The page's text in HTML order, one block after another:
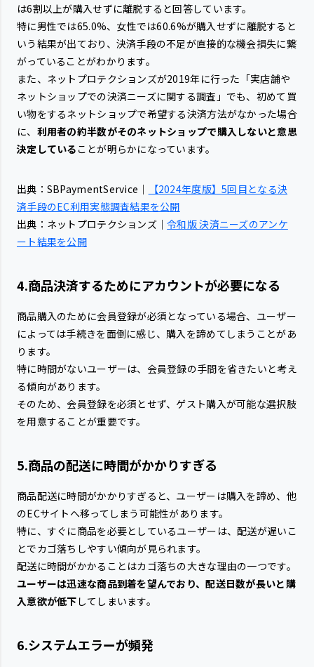
は6割以上が購入せずに離脱すると回答しています。
特に男性では65.0%、女性では60.6%が購入せずに離脱すると
いう結果が出ており、決済手段の不足が直接的な機会損失に繋
がっていることがわかります。
また、ネットプロテクションズが2019年に行った「実店舗や
ネットショップでの決済ニーズに関する調査」でも、初めて買
い物をするネットショップで希望する決済方法がなかった場合
に、 利用者の約半数がそのネットショップで購入しないと意思
決定している ことが明らかになっています。
出典：SBPaymentService｜
【2024年度版】5回目となる決
済手段のEC利用実態調査結果を公開
出典：ネットプロテクションズ｜令和版 決済ニーズのアンケ
ート結果を公開
4.商品決済するためにアカウントが必要になる
商品購入のために会員登録が必須となっている場合、ユーザー
によっては手続きを面倒に感じ、購入を諦めてしまうことがあ
ります。
特に時間がないユーザーは、会員登録の手間を省きたいと考え
る傾向があります。
そのため、会員登録を必須とせず、ゲスト購入が可能な選択肢
を用意することが重要です。
5.商品の配送に時間がかかりすぎる
商品配送に時間がかかりすぎると、ユーザーは購入を諦め、他
のECサイトへ移ってしまう可能性があります。
特に、すぐに商品を必要としているユーザーは、配送が遅いこ
とでカゴ落ちしやすい傾向が見られます。
配送に時間がかかることはカゴ落ちの大きな理由の一つです。
ユーザーは迅速な商品到着を望んでおり、配送日数が長いと購
入意欲が低下 してしまいます。
6.システムエラーが頻発